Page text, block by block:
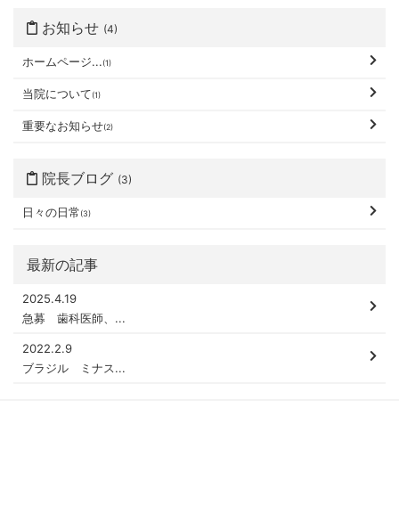
お知らせ (4)
ホームページ...(1)
当院について(1)
重要なお知らせ(2)
院長ブログ (3)
日々の日常(3)
最新の記事
2025.4.19
急募 歯科医師、...
2022.2.9
ブラジル ミナス...